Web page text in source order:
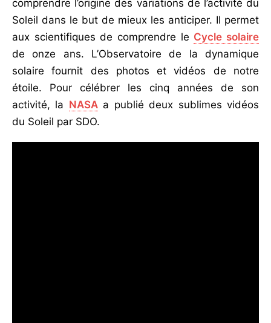
comprendre l’origine des variations de l’activité du
Soleil dans le but de mieux les anticiper. Il permet
aux scientifiques de comprendre le Cycle solaire
de onze ans. L’Observatoire de la dynamique
solaire fournit des photos et vidéos de notre
étoile. Pour célébrer les cinq années de son
activité, la NASAa publié deux sublimes vidéos
du Soleil par SDO.